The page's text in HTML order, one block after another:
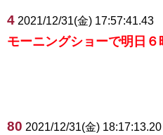
4 2021/12/31(金) 17:57:41.43
モーニングショーで明日
80 2021/12/31(金) 18:17:13.20